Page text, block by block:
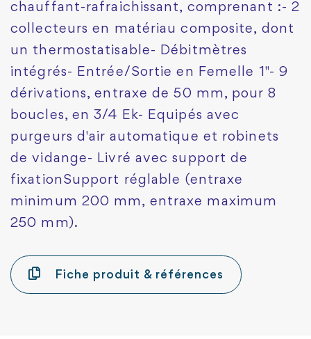
chauffant-rafraichissant, comprenant :- 2
collecteurs en matériau composite, dont
un thermostatisable- Débitmètres
intégrés- Entrée/Sortie en Femelle 1"- 9
dérivations, entraxe de 50 mm, pour 8
boucles, en 3/4 Ek- Equipés avec
purgeurs d'air automatique et robinets
de vidange- Livré avec support de
fixationSupport réglable (entraxe
minimum 200 mm, entraxe maximum
250 mm).
Fiche produit & références